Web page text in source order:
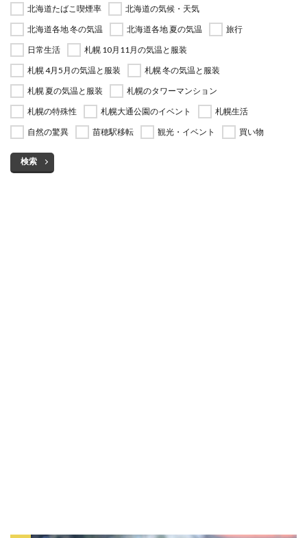
北海道たばこ喫煙率
北海道の気候・天気
北海道各地 冬の気温
北海道各地 夏の気温
旅行
日常生活
札幌 10月11月の気温と服装
札幌 4月5月の気温と服装
札幌 冬の気温と服装
札幌 夏の気温と服装
札幌のタワーマンション
札幌の特殊性
札幌大通公園のイベント
札幌生活
自然の驚異
苗穂駅移転 観光・イベント 買い物
検索